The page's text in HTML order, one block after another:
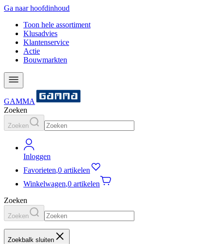
Ga naar hoofdinhoud
Toon hele assortiment
Klusadvies
Klantenservice
Actie
Bouwmarkten
GAMMA
Zoeken
Zoeken
Inloggen
Favorieten,0 artikelen
Winkelwagen,0 artikelen
Zoeken
Zoeken
Zoekbalk sluiten